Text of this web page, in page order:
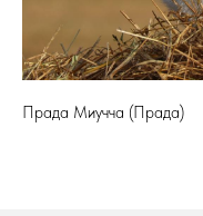
Прада Миучча (Прада)